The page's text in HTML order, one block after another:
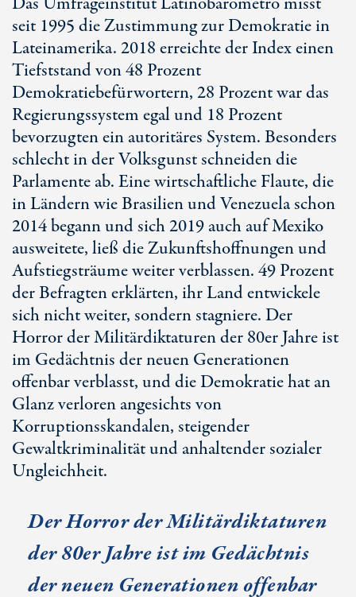
seit 1995 die Zustimmung zur Demokratie in
Lateinamerika. 2018 erreichte der Index einen
Tiefststand von 48 Prozent
Demokratiebefürwortern, 28 Prozent war das
Regierungssystem egal und 18 Prozent
bevorzugten ein autoritäres System. Besonders
schlecht in der Volksgunst schneiden die
Parlamente ab. Eine wirtschaftliche Flaute, die
in Ländern wie Brasilien und Venezuela schon
2014 begann und sich 2019 auch auf Mexiko
ausweitete, ließ die Zukunftshoffnungen und
Aufstiegsträume weiter verblassen. 49 Prozent
der Befragten erklärten, ihr Land entwickele
sich nicht weiter, sondern stagniere. Der
Horror der Militärdiktaturen der 80er Jahre ist
im Gedächtnis der neuen Generationen
offenbar verblasst, und die Demokratie hat an
Glanz verloren angesichts von
Korruptionsskandalen, steigender
Gewaltkriminalität und anhaltender sozialer
Ungleichheit.
Der Horror der Militärdiktaturen
der 80er Jahre ist im Gedächtnis
der neuen Generationen offenbar